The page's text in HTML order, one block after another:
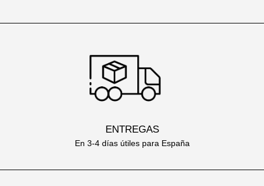
ENTREGAS
En 3-4 días útiles para España